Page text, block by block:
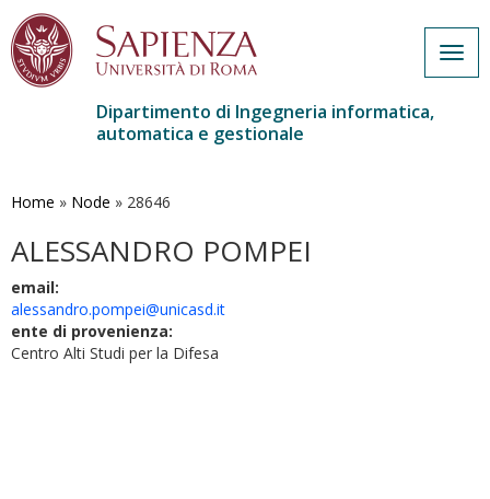
contenuto
Dipartimento di Ingegneria informatica,
automatica e gestionale
Home » Node » 28646
ALESSANDRO POMPEI
email:
alessandro.pompei@unicasd.it
ente di provenienza:
Centro Alti Studi per la Difesa